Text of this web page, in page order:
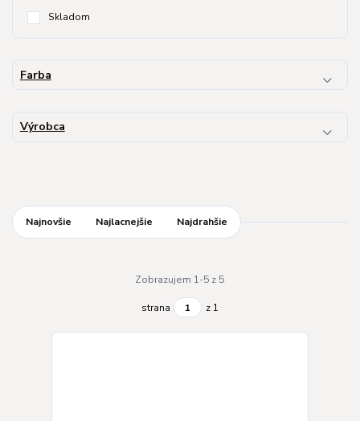
Skladom
Farba
Výrobca
Najnovšie Najlacnejšie Najdrahšie
Zobrazujem 1-5 z 5
strana z 1